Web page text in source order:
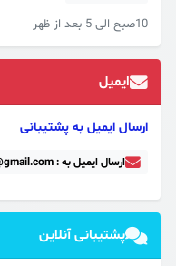
10صبح الی 5 بعد از ظهر
ایمیل
ارسال ایمیل به پشتیبانی
ارسال ایمیل به : m.salavatizads@gmail.com
پشتیبانی آنلاین